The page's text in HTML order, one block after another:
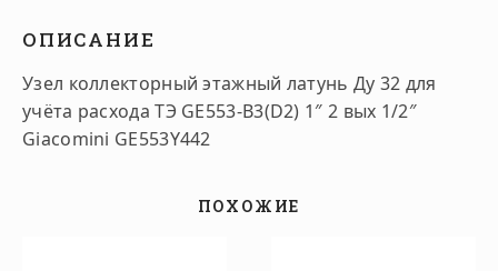
ОПИСАНИЕ
Узел коллекторный этажный латунь Ду 32 для
учёта расхода ТЭ GE553-B3(D2) 1″ 2 вых 1/2″
Giacomini GE553Y442
ПОХОЖИЕ